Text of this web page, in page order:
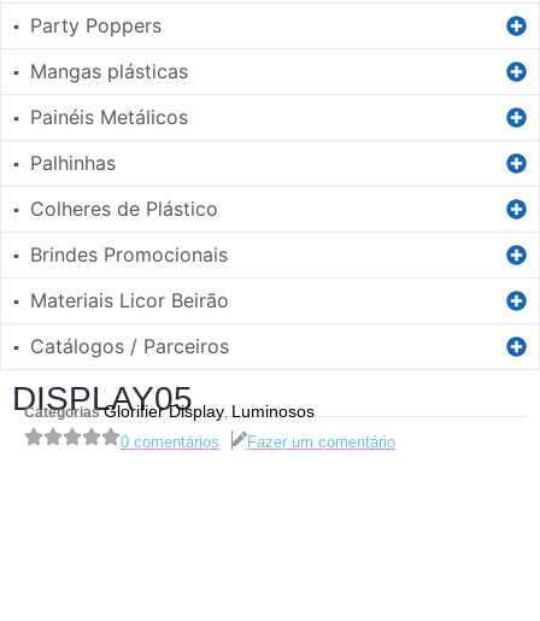
▪ Party Poppers
▪ Mangas plásticas
▪ Painéis Metálicos
▪ Palhinhas
▪ Colheres de Plástico
▪ Brindes Promocionais
▪ Materiais Licor Beirão
▪ Catálogos / Parceiros
DISPLAY05
Categorias Glorifier Display,Luminosos
0 comentários Fazer um comentário